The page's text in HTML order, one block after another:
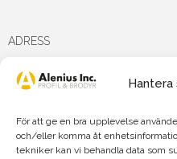
För att ge en bra upplevelse
och/eller komma åt
tekniker kan vi behandla data som
ADRESS
Hästmarksvägen 3D